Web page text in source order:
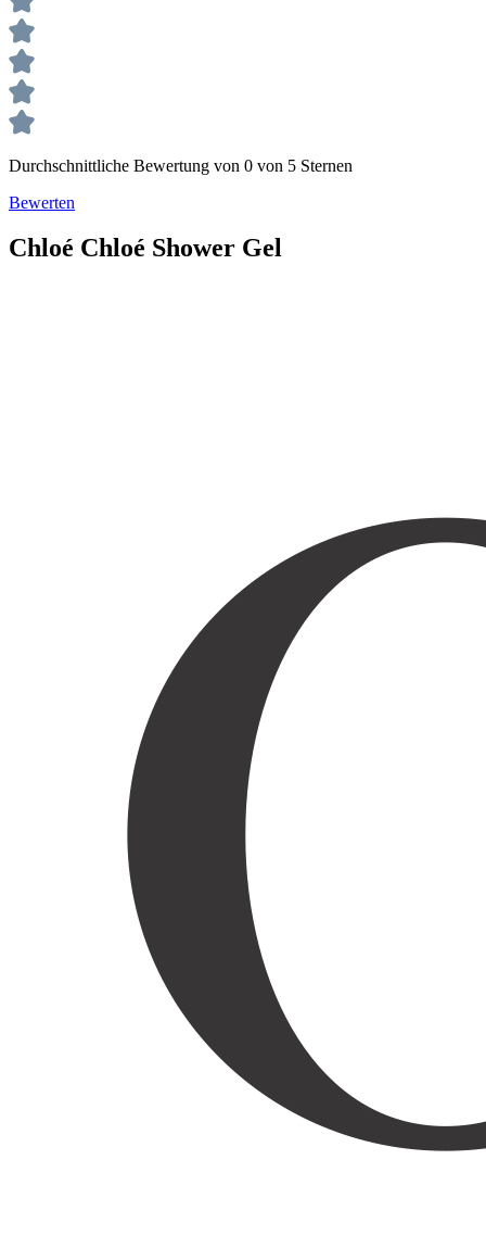
Durchschnittliche Bewertung von 0 von 5 Sternen
Bewerten
Chloé Chloé Shower Gel